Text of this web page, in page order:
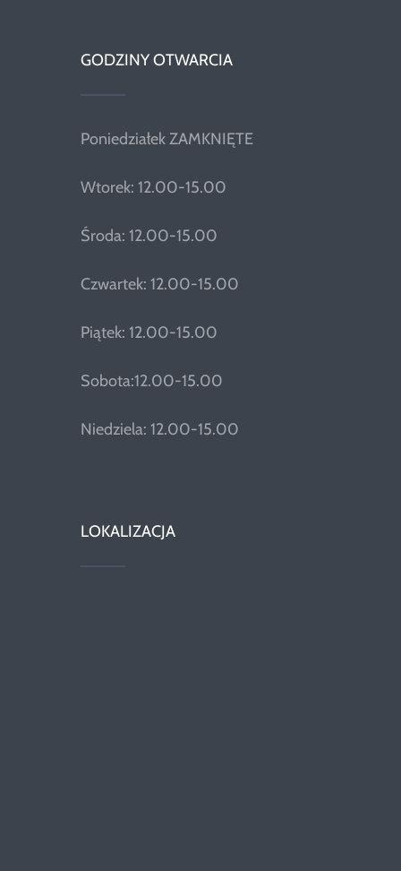
GODZINY OTWARCIA
Poniedziałek ZAMKNIĘTE
Wtorek: 12.00-15.00
Środa: 12.00-15.00
Czwartek: 12.00-15.00
Piątek: 12.00-15.00
Sobota:12.00-15.00
Niedziela: 12.00-15.00
LOKALIZACJA